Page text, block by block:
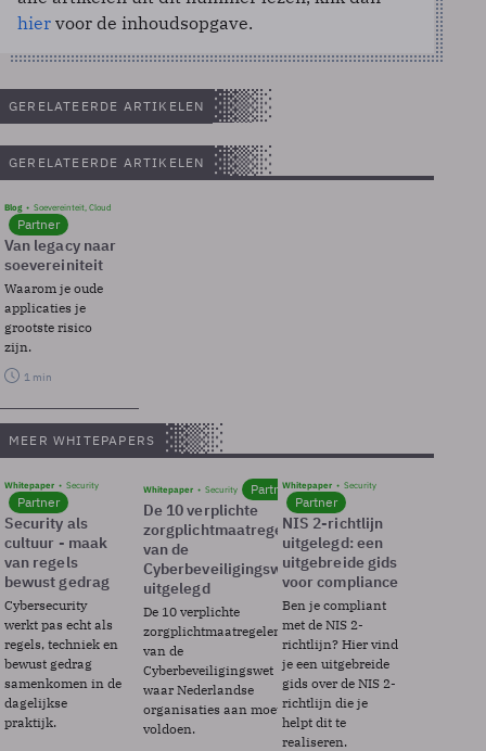
hier voor de inhoudsopgave.
GERELATEERDE ARTIKELEN
GERELATEERDE ARTIKELEN
Blog Soevereinteit, Cloud
Partner
Van legacy naar
soevereiniteit
Waarom je oude
applicaties je
grootste risico
zijn.
1 min
MEER WHITEPAPERS
Whitepaper Security
Partner
Security als
cultuur - maak
van regels
bewust gedrag
Cybersecurity
werkt pas echt als
regels, techniek en
bewust gedrag
samenkomen in de
dagelijkse
praktijk.
Whitepaper Security Partner
De 10 verplichte
zorgplichtmaatregelen
van de
Cyberbeveiligingswet
uitgelegd
De 10 verplichte
zorgplichtmaatregelen
van de
Cyberbeveiligingswet
waar Nederlandse
organisaties aan moeten
voldoen.
Whitepaper Security
Partner
NIS 2-richtlijn
uitgelegd: een
uitgebreide gids
voor compliance
Ben je compliant
met de NIS 2-
richtlijn? Hier vind
je een uitgebreide
gids over de NIS 2-
richtlijn die je
helpt dit te
realiseren.